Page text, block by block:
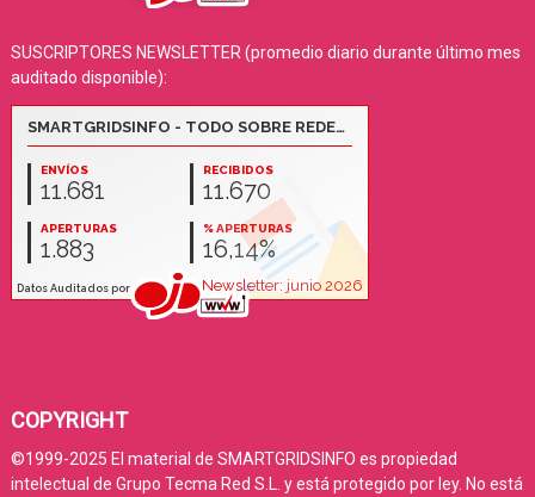
SUSCRIPTORES NEWSLETTER (promedio diario durante último mes
auditado disponible):
COPYRIGHT
©1999-2025 El material de SMARTGRIDSINFO es propiedad
intelectual de Grupo Tecma Red S.L. y está protegido por ley. No está